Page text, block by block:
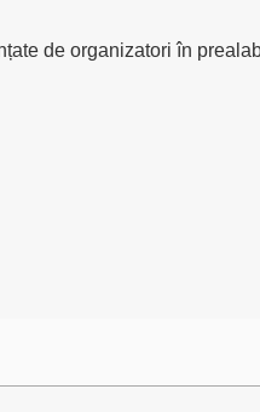
de organizatori în